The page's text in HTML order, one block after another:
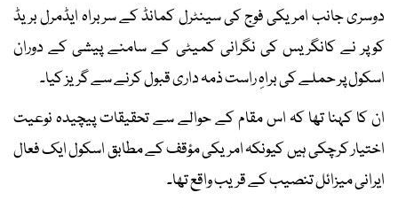
دوسری جانب امریکی فوج کی سینٹرل کمانڈ کے سربراہ ایڈمرل بریڈ
کوپر نے کانگریس کی نگرانی کمیٹی کے سامنے پیشی کے دوران
اسکول پر حملے کی براہِ راست ذمہ داری قبول کرنے سے گریز کیا۔
ان کا کہنا تھا کہ اس مقام کے حوالے سے تحقیقات پیچیدہ نوعیت
اختیار کرچکی ہیں کیونکہ امریکی مؤقف کے مطابق اسکول ایک فعال
ایرانی میزائل تنصیب کے قریب واقع تھا۔